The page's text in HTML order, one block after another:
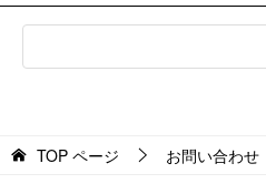
TOP ページ お問い合わせ